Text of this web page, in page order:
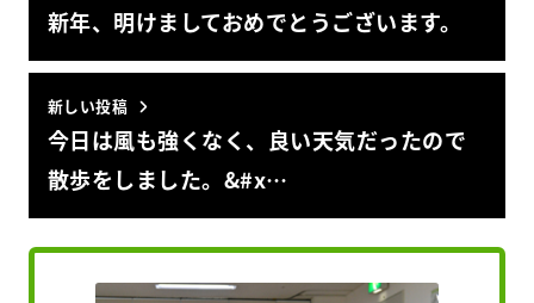
新年、明けましておめでとうございます。️
新しい投稿
今日は風も強くなく、良い天気だったので
散歩をしました。&#x…